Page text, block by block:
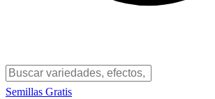
Semillas Gratis